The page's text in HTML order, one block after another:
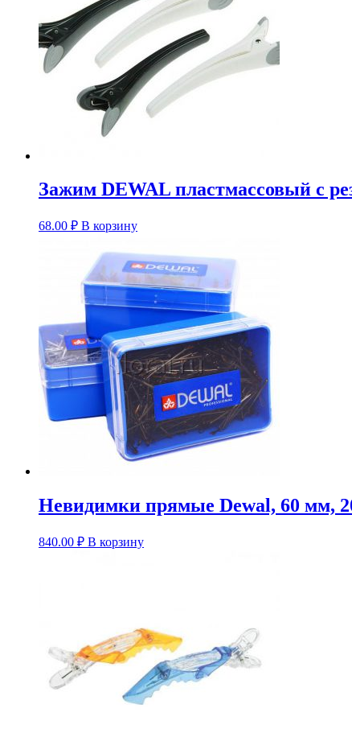
Зажим DEWAL пластмассовый с
68.00 ₽ В корзину
Невидимки прямые Dewal, 60 мм,
840.00 ₽ В корзину